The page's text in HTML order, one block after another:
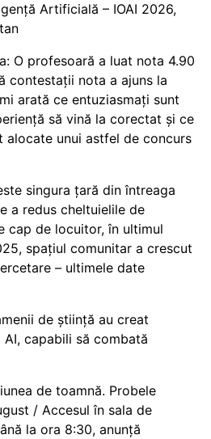
Artificială – IOAI 2026,
O profesoară a luat nota 4.90
contestații nota a ajuns la
arată ce entuziasmați sunt
să vină la corectat și ce
alocate unui astfel de concurs
singura țară din întreaga
a redus cheltuielile de
cap de locuitor, în ultimul
spațiul comunitar a crescut
– ultimele date
de știință au creat
capabili să combată
de toamnă. Probele
/ Accesul în sala de
la ora 8:30, anunță